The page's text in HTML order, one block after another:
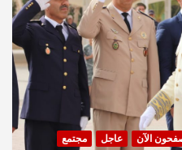
الآن عاجل مجتمع